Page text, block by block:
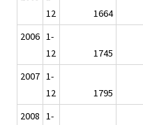
12
1664
2006 1-
12
1745
2007 1-
12
1795
2008 1-